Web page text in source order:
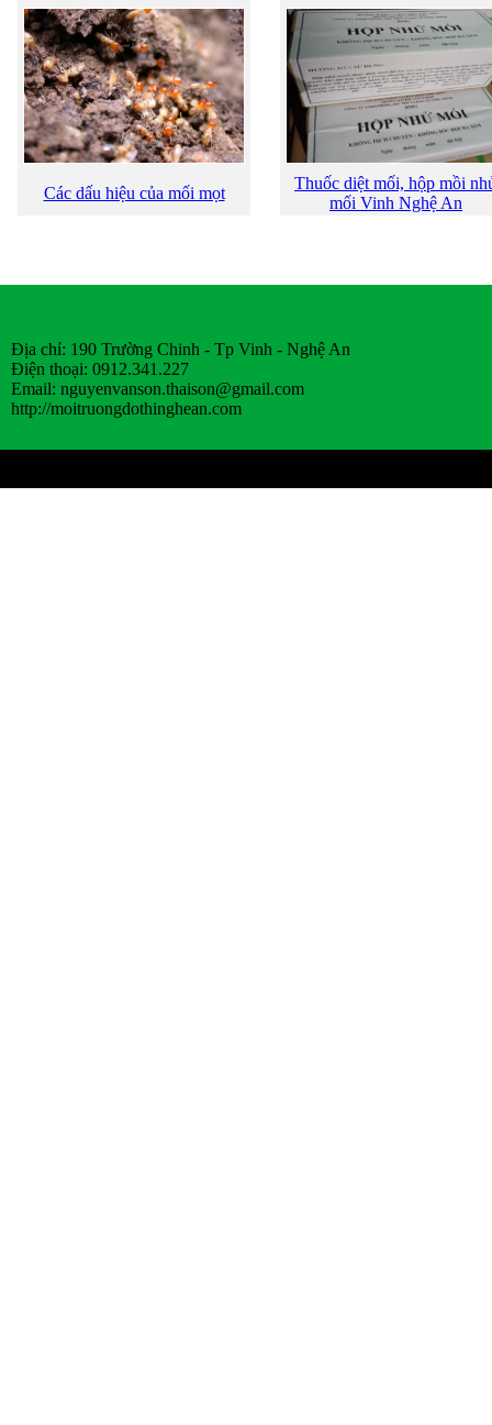
Các dấu hiệu của mối mọt
Thuốc diệt mối, hộp mồi
mối Vinh Nghệ An
Địa chỉ: 190 Trường Chinh - Tp Vinh - Nghệ An
Điện thoại: 0912.341.227
Email: nguyenvanson.thaison@gmail.com
http://moitruongdothinghean.com